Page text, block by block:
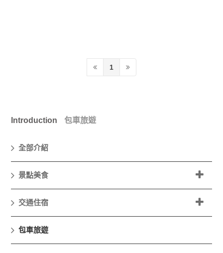
1
Introduction 包車旅遊
全部介紹
景點美食
交通住宿
包車旅遊